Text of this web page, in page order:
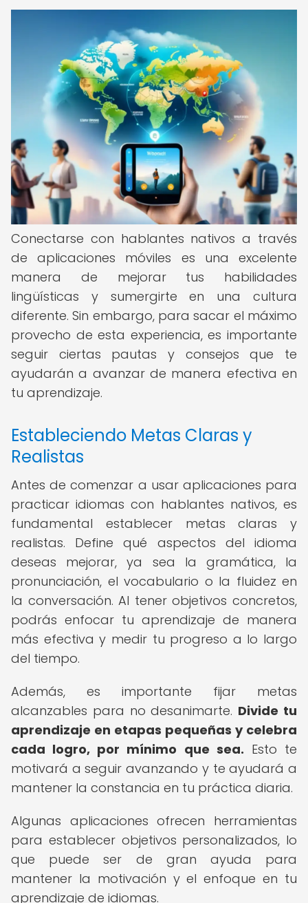
Conectarse con hablantes nativos a través
de aplicaciones móviles es una excelente
manera de mejorar tus habilidades
lingüísticas y sumergirte en una cultura
diferente. Sin embargo, para sacar el máximo
provecho de esta experiencia, es importante
seguir ciertas pautas y consejos que te
ayudarán a avanzar de manera efectiva en
tu aprendizaje.
Estableciendo Metas Claras y
Realistas
Antes de comenzar a usar aplicaciones para
practicar idiomas con hablantes nativos, es
fundamental establecer metas claras y
realistas. Define qué aspectos del idioma
deseas mejorar, ya sea la gramática, la
pronunciación, el vocabulario o la fluidez en
la conversación. Al tener objetivos concretos,
podrás enfocar tu aprendizaje de manera
más efectiva y medir tu progreso a lo largo
del tiempo.
Además, es importante fijar metas
alcanzables para no desanimarte. Divide tu
aprendizaje en etapas pequeñas y celebra
cada logro, por mínimo que sea. Esto te
motivará a seguir avanzando y te ayudará a
mantener la constancia en tu práctica diaria.
Algunas aplicaciones ofrecen herramientas
para establecer objetivos personalizados, lo
que puede ser de gran ayuda para
mantener la motivación y el enfoque en tu
aprendizaje de idiomas.